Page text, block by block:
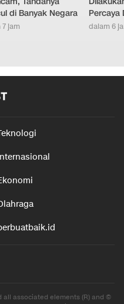
di Banyak Negara
jam
Percaya
dalam 6
all associated elements (R) and ©